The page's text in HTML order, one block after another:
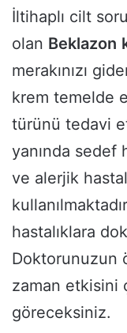
İltihaplı cilt
olan Beklazon
merakınızı
krem temelde
türünü tedavi
yanında sedef
ve alerjik
hastalıklara
Doktorunuzun
zaman etkisini
göreceksiniz.